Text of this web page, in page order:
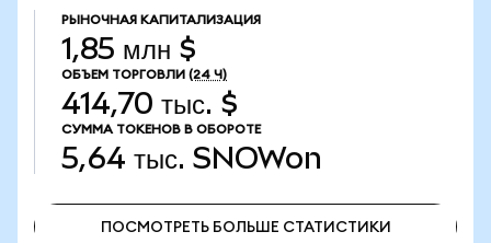
РЫНОЧНАЯ КАПИТАЛИЗАЦИЯ
1,85 млн $
ОБЪЕМ ТОРГОВЛИ (24 Ч)
414,70 тыс. $
СУММА ТОКЕНОВ В ОБОРОТЕ
5,64 тыс. SNOWon
ПОСМОТРЕТЬ БОЛЬШЕ СТАТИСТИКИ